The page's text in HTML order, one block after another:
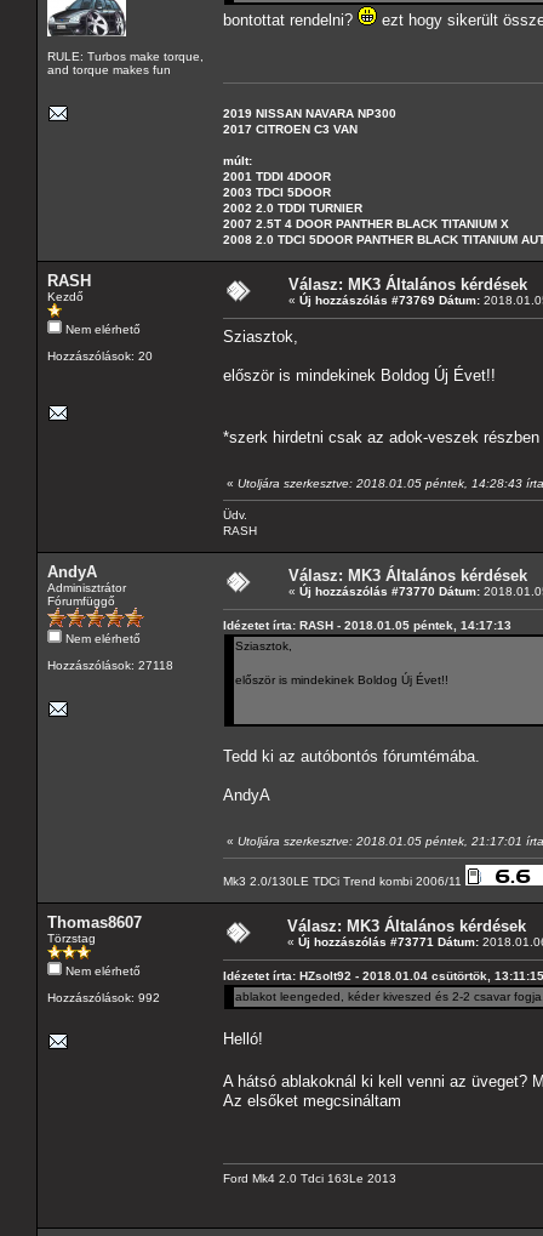
RULE: Turbos make torque,
and torque makes fun
bontottat rendelni? ezt hogy sikerült
2019 NISSAN NAVARA NP300
2017 CITROEN C3 VAN
múlt:
2001 TDDI 4DOOR
2003 TDCI 5DOOR
2002 2.0 TDDI TURNIER
2007 2.5T 4 DOOR PANTHER BLACK TITANIUM X
2008 2.0 TDCI 5DOOR PANTHER BLACK TITANIUM
RASH
Kezdő
Nem elérhető
Hozzászólások: 20
Válasz: MK3 Általános kérdések
« Új hozzászólás #73769 Dátum:
Sziasztok,
először is mindekinek Boldog Új Évet!!
*szerk hirdetni csak az adok-veszek részben
« Utoljára szerkesztve: 2018.01.05 péntek, 14:28:43
Üdv.
RASH
AndyA
Adminisztrátor
Fórumfüggő
Nem elérhető
Hozzászólások: 27118
Válasz: MK3 Általános kérdések
« Új hozzászólás #73770 Dátum:
Idézetet írta: RASH - 2018.01.05 péntek, 14:17:13
Sziasztok,
először is mindekinek Boldog Új Évet!!
Tedd ki az autóbontós fórumtémába.
AndyA
« Utoljára szerkesztve: 2018.01.05 péntek, 21:17:01
Mk3 2.0/130LE TDCi Trend kombi 2006/11
Thomas8607
Törzstag
Nem elérhető
Hozzászólások: 992
Válasz: MK3 Általános kérdések
« Új hozzászólás #73771 Dátum:
Idézetet írta: HZsolt92 - 2018.01.04 csütörtök, 13:11:15
ablakot leengeded, kéder kiveszed és 2-2 csavar
Helló!
A hátsó ablakoknál ki kell venni az üveget?
Az elsőket megcsináltam
Ford Mk4 2.0 Tdci 163Le 2013